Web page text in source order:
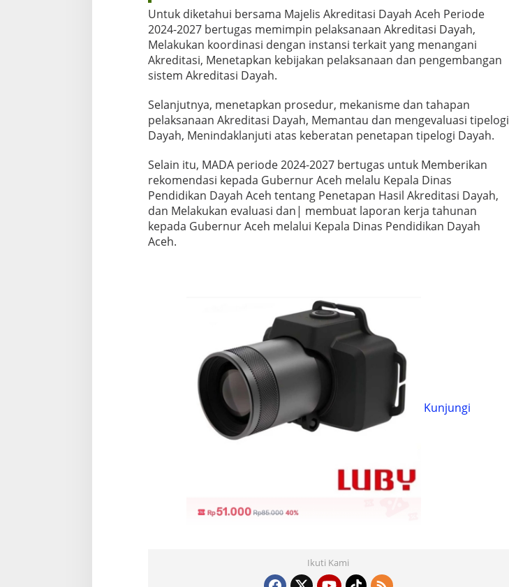
Untuk diketahui bersama Majelis Akreditasi Dayah Aceh Periode
2024-2027 bertugas memimpin pelaksanaan Akreditasi Dayah,
Melakukan koordinasi dengan instansi terkait yang menangani
Akreditasi, Menetapkan kebijakan pelaksanaan dan pengembangan
sistem Akreditasi Dayah.
Selanjutnya, menetapkan prosedur, mekanisme dan tahapan
pelaksanaan Akreditasi Dayah, Memantau dan mengevaluasi tipelogi
Dayah, Menindaklanjuti atas keberatan penetapan tipelogi Dayah.
Selain itu, MADA periode 2024-2027 bertugas untuk Memberikan
rekomendasi kepada Gubernur Aceh melalu Kepala Dinas
Pendidikan Dayah Aceh tentang Penetapan Hasil Akreditasi Dayah,
dan Melakukan evaluasi dan| membuat laporan kerja tahunan
kepada Gubernur Aceh melalui Kepala Dinas Pendidikan Dayah
Aceh.
Kunjungi
Ikuti Kami